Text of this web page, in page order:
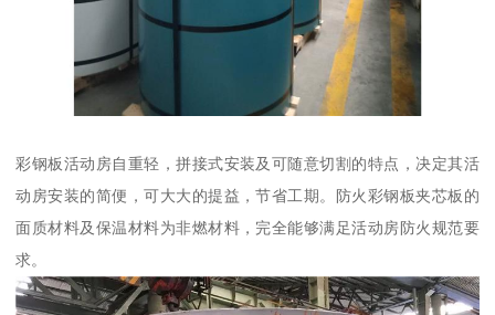
彩钢板活动房自重轻，拼接式安装及可随意切割的特点，决定其活
动房安装的简便，可大大的提益，节省工期。防火彩钢板夹芯板的
面质材料及保温材料为非燃材料，完全能够满足活动房防火规范要
求。